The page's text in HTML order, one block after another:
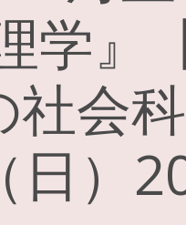
学』
社会
日）